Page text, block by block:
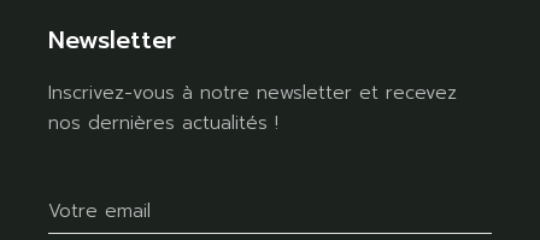
Newsletter
Inscrivez-vous à notre newsletter et recevez
nos dernières actualités !